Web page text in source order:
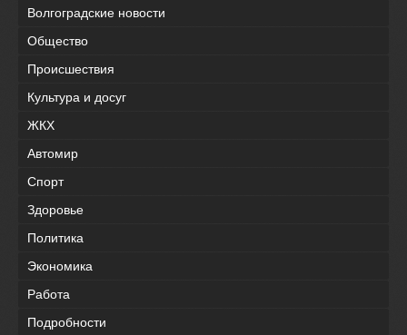
Волгоградские новости
Общество
Происшествия
Культура и досуг
ЖКХ
Автомир
Спорт
Здоровье
Политика
Экономика
Работа
Подробности